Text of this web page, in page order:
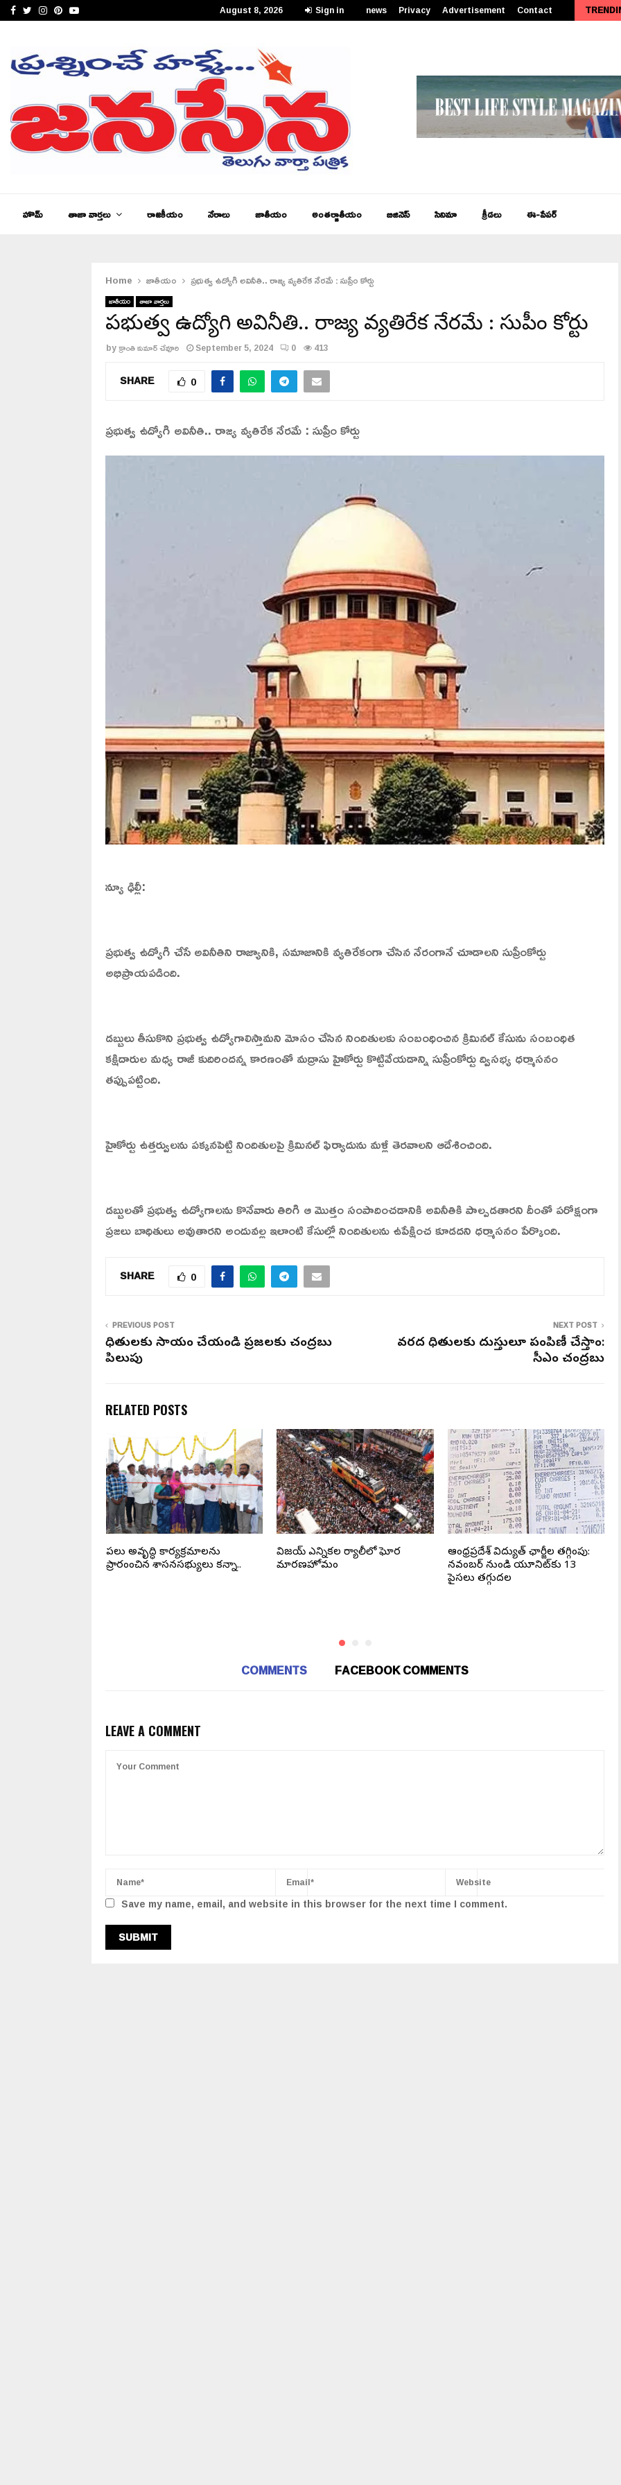
Facebook
Twitter
Instagram
Pinterest
Youtube August 8, 2026 Sign in news Privacy Advertisement Contact
జనసేన తెలుగు న్యూస్ ఆంధ్రప్రదేశ్ ఈ – పేపర్,… పీఎం కేంద్రీయ విద్యాలయం సత్తెనపల్లిలో 11వ తరగతి ప్రారంభోత్సవం…
హొమ్ తాజా వార్తలు రాజకీయం నేరాలు జాతీయం అంతర్జాతీయం బిజినెస్ సినిమా క్రీడలు ఈ-పేపర్
Home జాతీయం ప్రభుత్వ ఉద్యోగి అవినీతి.. రాజ్య వ్యతిరేక నేరమే : సుప్రీం కోర్టు
జాతీయం తాజా వార్తలు
ప్రభుత్వ ఉద్యోగి అవినీతి.. రాజ్య వ్యతిరేక నేరమే : సుప్రీం కోర్టు
byక్రాంతి కుమార్ చేవూరి September 5, 2024 0 413
SHARE 0
ప్రభుత్వ ఉద్యోగి అవినీతి.. రాజ్య వ్యతిరేక నేరమే : సుప్రీం కోర్టు
న్యూ ఢిల్లీ:
ప్రభుత్వ ఉద్యోగి చేసే అవినీతిని రాజ్యానికి, సమాజానికి వ్యతిరేకంగా చేసిన నేరంగానే చూడాలని సుప్రీంకోర్టు
అభిప్రాయపడింది.
డబ్బులు తీసుకొని ప్రభుత్వ ఉద్యోగాలిస్తామని మోసం చేసిన నిందితులకు సంబంధించిన క్రిమినల్‌ కేసును సంబంధిత
కక్షిదారుల మధ్య రాజీ కుదిరిందన్న కారణంతో మద్రాసు హైకోర్టు కొట్టివేయడాన్ని సుప్రీంకోర్టు ద్విసభ్య ధర్మాసనం
తప్పుపట్టింది.
హైకోర్టు ఉత్తర్వులను పక్కనపెట్టి నిందితులపై క్రిమినల్‌ ఫిర్యాదును మళ్లీ తెరవాలని ఆదేశించింది.
డబ్బులతో ప్రభుత్వ ఉద్యోగాలను కొనేవారు తిరిగి ఆ మొత్తం సంపాదించడానికి అవినీతికి పాల్పడతారని దీంతో పరోక్షంగా
ప్రజలు బాధితులు అవుతారని అందువల్ల ఇలాంటి కేసుల్లో నిందితులను ఉపేక్షించ కూడదని ధర్మాసనం పేర్కొంది.
SHARE 0
PREVIOUS POST
బాధితులకు సాయం చేయండి ప్రజలకు చంద్రబాబు
పిలుపు
NEXT POST
వరద బాధితులకు దుస్తులూ పంపిణీ చేస్తాం:
సీఎం చంద్రబాబు
RELATED POSTS
పలు అభివృద్ధి కార్యక్రమాలను
ప్రారంభించిన శాసనసభ్యులు కన్నా..
విజయ్ ఎన్నికల ర్యాలీలో ఘోర
మారణహోమం
ఆంధ్రప్రదేశ్ విద్యుత్ ఛార్జీల తగ్గింపు:
నవంబర్ నుండి యూనిట్‌కు 13
పైసలు తగ్గుదల
COMMENTS FACEBOOK COMMENTS
LEAVE A COMMENT
Save my name, email, and website in this browser for the next time I comment.